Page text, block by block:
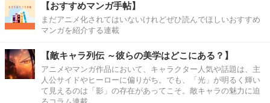
【おすすめマンガ手帖】
まだアニメ化されてはいないけれどぜひ読んでほしいおすすめ
マンガを紹介する連載
【敵キャラ列伝 ～彼らの美学はどこにある？】
アニメやマンガ作品において、キャラクター人気や話題は、主
人公サイドやヒーローに偏りがち。でも、「光」が明るく輝い
て見えるのは「影」の存在があってこそ。敵キャラの魅力に迫